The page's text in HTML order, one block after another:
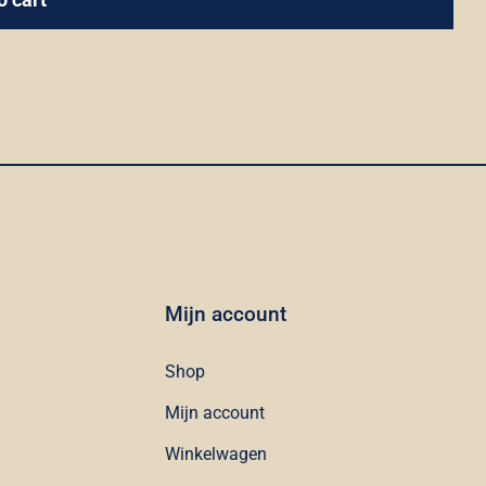
Mijn account
Shop
Mijn account
Winkelwagen